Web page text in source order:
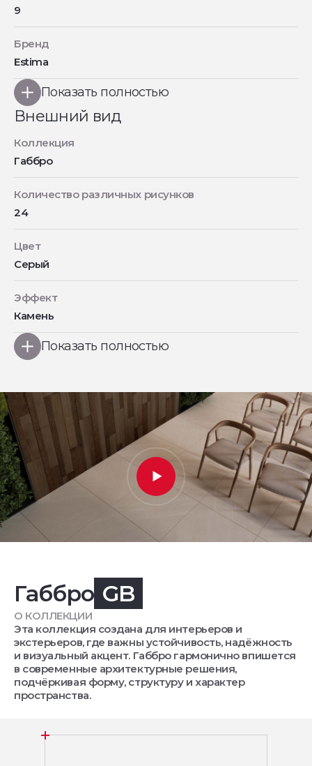
9
Бренд
Estima
Показать полностью
Внешний вид
Коллекция
Габбро
Количество различных рисунков
24
Цвет
Серый
Эффект
Камень
Показать полностью
Габбро GB
О КОЛЛЕКЦИИ
Эта коллекция создана для интерьеров и
экстерьеров, где важны устойчивость, надёжность
и визуальный акцент. Габбро гармонично впишется
в современные архитектурные решения,
подчёркивая форму, структуру и характер
пространства.